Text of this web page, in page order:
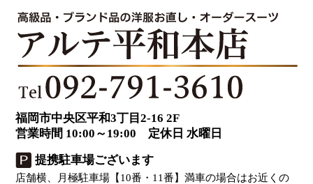
福岡市中央区平和3丁目2-16 2F
営業時間 10:00～19:00 定休日 水曜日
提携駐車場ございます
店舗横、月極駐車場【10番・11番】満車の場合はお近くの